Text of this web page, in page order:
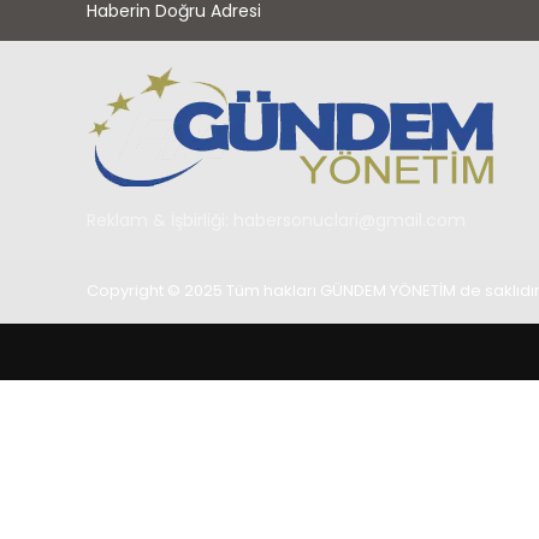
Haberin Doğru Adresi
Copyright © 2025 Tüm hakları GÜNDEM YÖNETİM de saklıdır.